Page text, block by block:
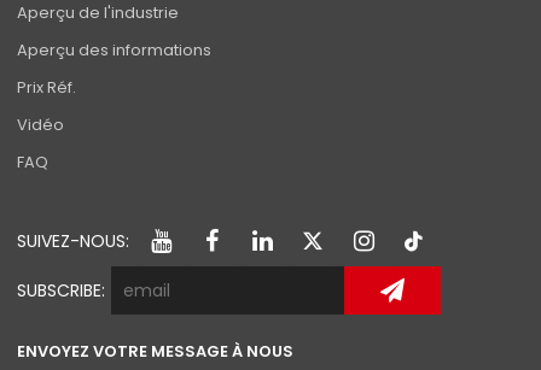
Aperçu de l'industrie
Aperçu des informations
Prix Réf.
Vidéo
FAQ
SUIVEZ-NOUS:
SUBSCRIBE:
ENVOYEZ VOTRE MESSAGE À NOUS